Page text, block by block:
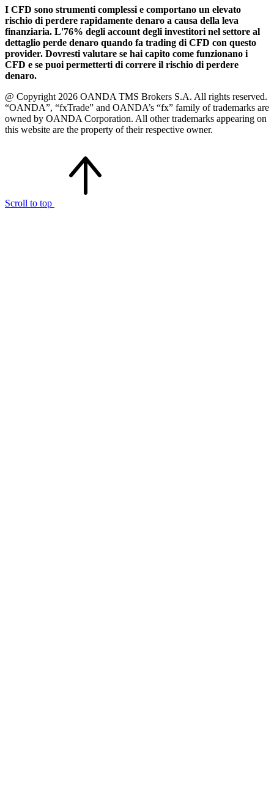
I CFD sono strumenti complessi e comportano un elevato
rischio di perdere rapidamente denaro a causa della leva
finanziaria. L'76% degli account degli investitori nel settore al
dettaglio perde denaro quando fa trading di CFD con questo
provider. Dovresti valutare se hai capito come funzionano i
CFD e se puoi permetterti di correre il rischio di perdere
denaro.
@ Copyright 2026 OANDA TMS Brokers S.A. All rights reserved.
“OANDA”, “fxTrade” and OANDA’s “fx” family of trademarks are
owned by OANDA Corporation. All other trademarks appearing on
this website are the property of their respective owner.
Scroll to top